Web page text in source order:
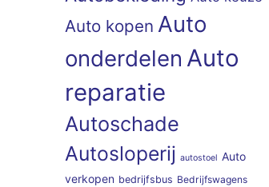
Auto kopen Auto
onderdelen Auto
reparatie
Autoschade
Autosloperij autostoel Auto
verkopen bedrijfsbus Bedrijfswagens